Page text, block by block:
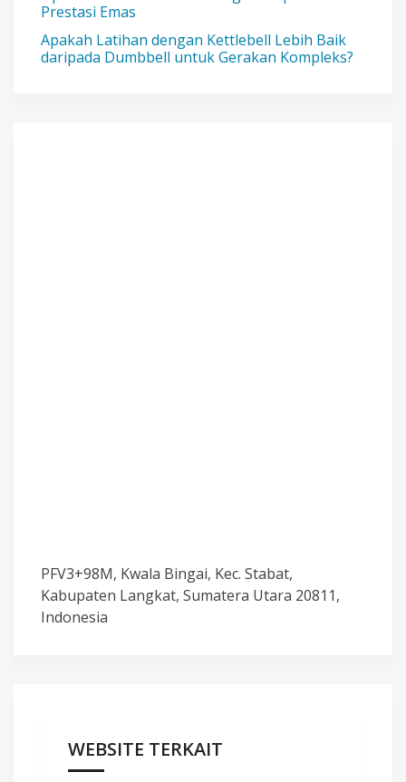
Prestasi Emas
Apakah Latihan dengan Kettlebell Lebih Baik
daripada Dumbbell untuk Gerakan Kompleks?
PFV3+98M, Kwala Bingai, Kec. Stabat,
Kabupaten Langkat, Sumatera Utara 20811,
Indonesia
WEBSITE TERKAIT